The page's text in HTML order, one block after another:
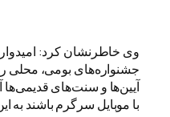
وی خاطرنشان کرد:
جشنواره‌های بومی، محلی
آیین‌ها و سنت‌های قدیمی‌ها
با موبایل سرگرم باشند به